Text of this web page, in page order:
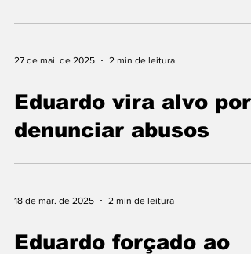
27 de mai. de 2025 2 min de leitura
Eduardo vira alvo por
denunciar abusos
18 de mar. de 2025 2 min de leitura
Eduardo forçado ao